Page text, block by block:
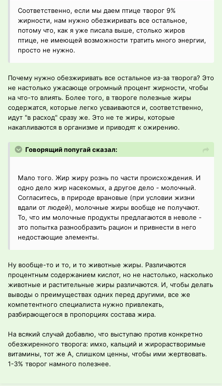
Соответственно, если мы даем птице творог 9%
жирности, нам нужно обезжиривать все остальное,
потому что, как я уже писала выше, столько жиров
птице, не имеющей возможности тратить много энергии,
просто не нужно.
Почему нужно обезжиривать все остальное из-за творога? Это
не настолько ужасающе огромный процент жирности, чтобы
на что-то влиять. Более того, в твороге полезные жиры
содержатся, которые легко усваиваются и, соответственно,
идут "в расход" сразу же. Это не те жиры, которые
накапливаются в организме и приводят к ожирению.
Говорящий попугай сказал:
Мало того. Жир жиру рознь по части происхождения. И
одно дело жир насекомых, а другое дело - молочный.
Согласитесь, в природе врановые (при условии жизни
вдали от людей), молочные жиры вообще не получают.
То, что им молочные продукты предлагаются в неволе -
это попытка разнообразить рацион и привнести в него
недостающие элементы.
Ну вообще-то и то, и то животные жиры. Различаются
процентным содержанием кислот, но не настолько, насколько
животные и растительные жиры различаются. И, чтобы делать
выводы о преимуществах одних перед другими, все же
компетентного специалиста нужно привлекать,
разбирающегося в пропорциях состава жира.
На всякий случай добавлю, что выступаю против конкретно
обезжиренного творога: имхо, кальций и жирорастворимые
витамины, тот же А, слишком ценны, чтобы ими жертвовать.
1-3% творог намного полезнее.